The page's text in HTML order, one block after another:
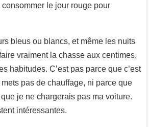
le jour rouge pour
bleus ou blancs, et même les nuits
vraiment la chasse aux centimes,
habitudes. C’est pas parce que c’est
pas de chauffage, ni parce que
je ne chargerais pas ma voiture.
intéressantes.